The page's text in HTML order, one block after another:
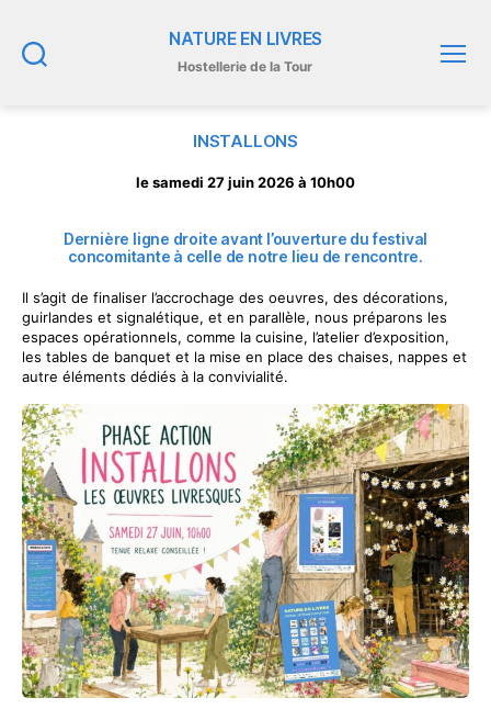
NATURE EN LIVRES
Hostellerie de la Tour
INSTALLONS
le samedi 27 juin 2026 à 10h00
Dernière ligne droite avant l’ouverture du festival
concomitante à celle de notre lieu de rencontre.
Il s’agit de finaliser l’accrochage des oeuvres, des décorations,
guirlandes et signalétique, et en parallèle, nous préparons les
espaces opérationnels, comme la cuisine, l’atelier d’exposition,
les tables de banquet et la mise en place des chaises, nappes et
autre éléments dédiés à la convivialité.